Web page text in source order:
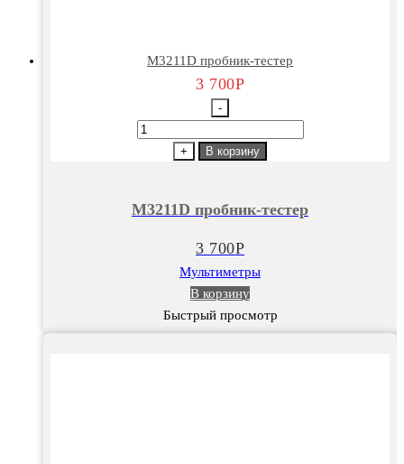
М3211D пробник-тестер
3 700Р
-
Количество
тестер
+ В корзину
М3211D пробник-тестер
3 700Р
Мультиметры
В корзину
Быстрый просмотр